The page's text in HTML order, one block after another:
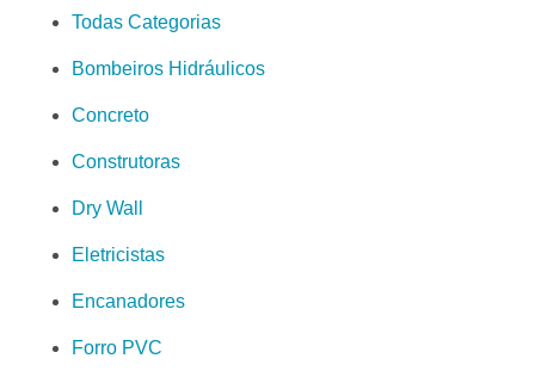
Todas Categorias
Bombeiros Hidráulicos
Concreto
Construtoras
Dry Wall
Eletricistas
Encanadores
Forro PVC